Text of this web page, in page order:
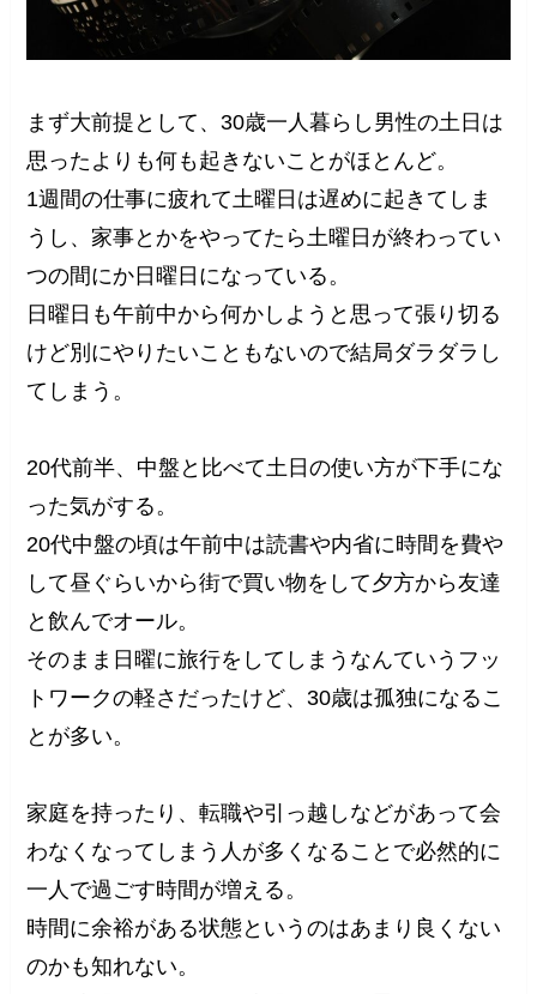
まず大前提として、30歳一人暮らし男性の土日は
思ったよりも何も起きないことがほとんど。
1週間の仕事に疲れて土曜日は遅めに起きてしま
うし、家事とかをやってたら土曜日が終わってい
つの間にか日曜日になっている。
日曜日も午前中から何かしようと思って張り切る
けど別にやりたいこともないので結局ダラダラし
てしまう。
20代前半、中盤と比べて土日の使い方が下手にな
った気がする。
20代中盤の頃は午前中は読書や内省に時間を費や
して昼ぐらいから街で買い物をして夕方から友達
と飲んでオール。
そのまま日曜に旅行をしてしまうなんていうフッ
トワークの軽さだったけど、30歳は孤独になるこ
とが多い。
家庭を持ったり、転職や引っ越しなどがあって会
わなくなってしまう人が多くなることで必然的に
一人で過ごす時間が増える。
時間に余裕がある状態というのはあまり良くない
のかも知れない。